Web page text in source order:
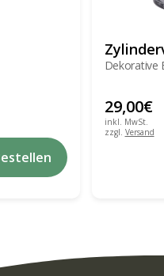
Produkt
können
Dekorative
29,00€
inkl. MwSt.
zzgl. Versand